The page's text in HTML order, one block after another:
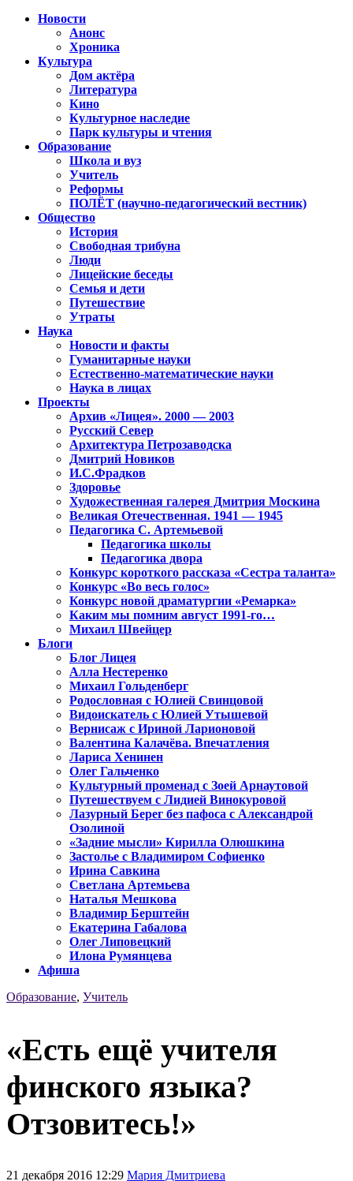
Новости
Анонс
Хроника
Культура
Дом актёра
Литература
Кино
Культурное наследие
Парк культуры и чтения
Образование
Школа и вуз
Учитель
Реформы
ПОЛЁТ (научно-педагогический вестник)
Общество
История
Свободная трибуна
Люди
Лицейские беседы
Семья и дети
Путешествие
Утраты
Наука
Новости и факты
Гуманитарные науки
Естественно-математические науки
Наука в лицах
Проекты
Архив «Лицея». 2000 — 2003
Русский Север
Архитектура Петрозаводска
Дмитрий Новиков
И.С.Фрадков
Здоровье
Художественная галерея Дмитрия Москина
Великая Отечественная. 1941 — 1945
Педагогика С. Артемьевой
Педагогика школы
Педагогика двора
Конкурс короткого рассказа «Сестра таланта»
Конкурс «Во весь голос»
Конкурс новой драматургии «Ремарка»
Каким мы помним август 1991-го…
Михаил Швейцер
Блоги
Блог Лицея
Алла Нестеренко
Михаил Гольденберг
Родословная с Юлией Свинцовой
Видоискатель с Юлией Утышевой
Вернисаж с Ириной Ларионовой
Валентина Калачёва. Впечатления
Лариса Хенинен
Олег Гальченко
Культурный променад с Зоей Арнаутовой
Путешествуем с Лидией Винокуровой
Лазурный Берег без пафоса с Александрой
Озолиной
«Задние мысли» Кирилла Олюшкина
Застолье с Владимиром Софиенко
Ирина Савкина
Светлана Артемьева
Наталья Мешкова
Владимир Берштейн
Екатерина Габалова
Олег Липовецкий
Илона Румянцева
Афиша
Образование, Учитель
«Есть ещё учителя
финского языка?
Отзовитесь!»
21 декабря 2016 12:29 Мария Дмитриева